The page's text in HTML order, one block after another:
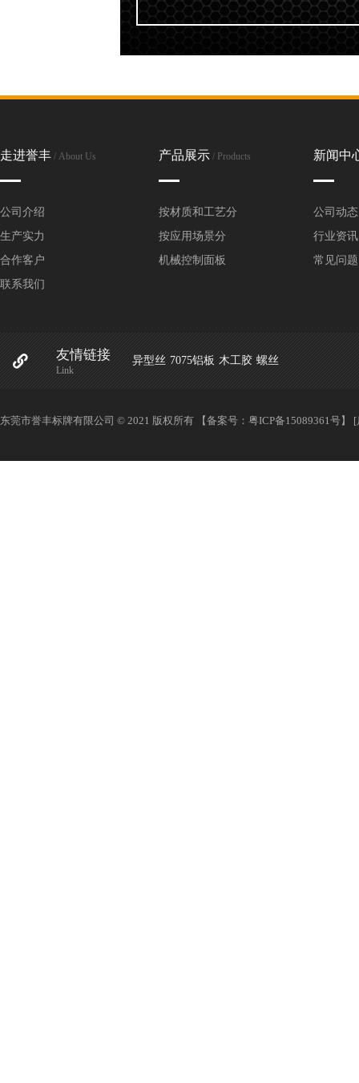
走进誉丰 / About Us
公司介绍
生产实力
合作客户
联系我们
产品展示 / Products
按材质和工艺分
按应用场景分
机械控制面板
新闻中
公司动态
行业资讯
常见问题
友情链接
Link
异型丝 7075铝板 木工胶 螺丝
东莞市誉丰标牌有限公司 © 2021 版权所有 【备案号： 粤ICP备15089361号】 [